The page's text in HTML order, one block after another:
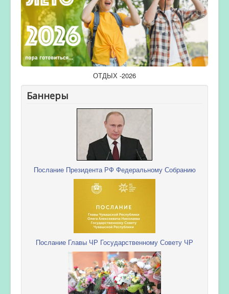
ОТДЫХ -2026
Баннеры
Послание Президента РФ Федеральному Собранию
Послание Главы ЧР Государственному Совету ЧР